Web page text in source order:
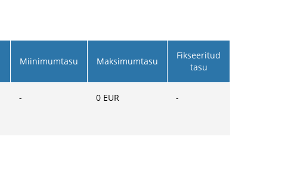
Miinimumtasu Maksimumtasu
Fikseeritud
tasu
- 0 EUR -